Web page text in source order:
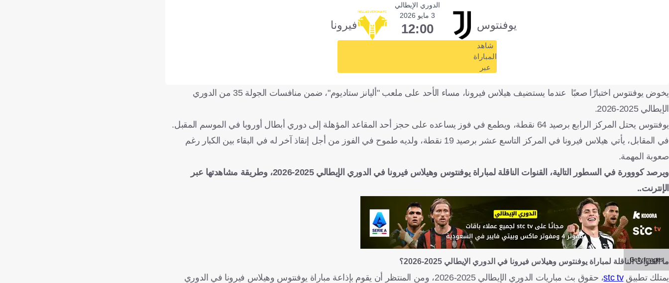
الدوري الإيطالي
يوفنتوس
3 مايو 2026
12:00 فيرونا
شاهد
المباراة
عبر
يخوض يوفنتوس اختبارًا صعبًا عندما يستضيف هيلاس فيرونا، مساء الأحد على ملعب "أليانز ستاديوم"، ضمن منافسات الجولة 35 من الدوري
الإيطالي 2025-2026.
يوفنتوس يحتل المركز الرابع برصيد 64 نقطة، ويطمع في فوز يساعده على حجز أحد المقاعد المؤهلة إلى دوري أبطال أوروبا في الموسم المقبل.
في المقابل، يأتي هيلاس فيرونا في المركز التاسع عشر برصيد 19 نقطة، ولديه طموح في الفوز من أجل إنقاذ آخر له في البقاء بين الكبار رغم
صعوبة المهمة.
ويرصد كووورة في السطور التالية، القنوات الناقلة لمباراةيوفنتوس وهيلاس فيرونا
في الدوري الإيطالي 2025-2026، وطريقة مشاهدتها عبر
الإنترنت..
Getty Images
ما القنوات الناقلة لمباراة يوفنتوس وهيلاس فيرونا في الدوري الإيطالي 2025-2026؟
يمتلك تطبيقstc tv
، حقوق بث مباريات الدوري الإيطالي 2025-2026، ومن المنتظر أن يقوم بإذاعة مباراة يوفنتوس وهيلاس فيرونا في الدوري